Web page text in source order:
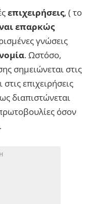
επιχειρήσεις, ( το
επαρκώς
γνώσεις
. Ωστόσο,
σημειώνεται στις
επιχειρήσεις
διαπιστώνεται
όσον